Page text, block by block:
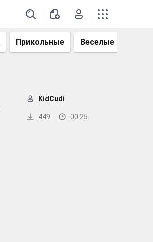
Прикольные Веселые
449 00:25
KidCudi